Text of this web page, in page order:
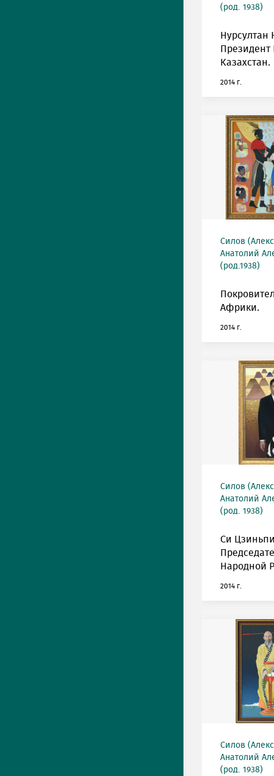
(род. 1938)
Нурсултан
Президент
Казахстан.
2014 г.
Силов
Анатолий
(род.1938)
Африки.
2014 г.
Силов
Анатолий
(род. 1938)
Си
Народной
2014 г.
Силов
Анатолий
(род. 1938)